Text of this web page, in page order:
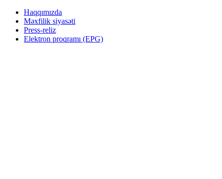
Haqqımızda
Məxfilik siyasəti
Press-reliz
Elektron proqramı (EPG)